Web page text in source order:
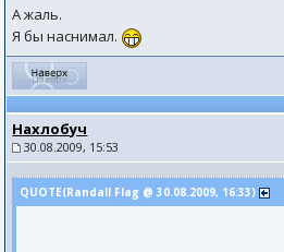
А жаль.
Я бы наснимал.
Нахлобуч
30.08.2009, 15:53
QUOTE(Randall Flag @ 30.08.2009, 16:33)